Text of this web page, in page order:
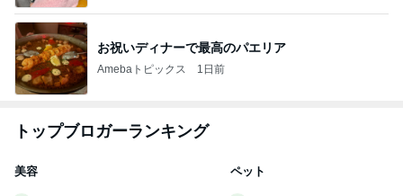
お祝いディナーで最高のパエリア
Amebaトピックス 1日前
トップブロガーランキング
美容 ペット